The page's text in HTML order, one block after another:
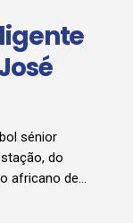
sénior
do
africano de
cerimónia de